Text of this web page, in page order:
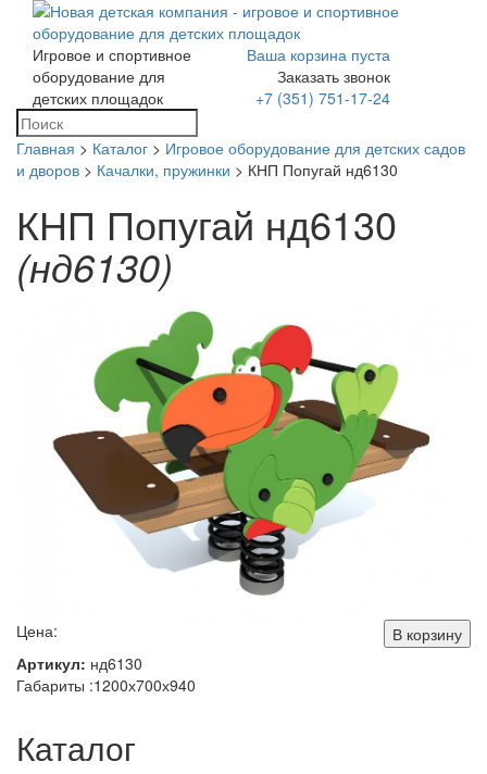
Игровое и спортивное
оборудование для
детских площадок
Ваша корзина пуста
Заказать звонок
+7 (351) 751-17-24
Главная > Каталог > Игровое оборудование для детских садов
и дворов > Качалки, пружинки > КНП Попугай нд6130
КНП Попугай нд6130
(нд6130)
Цена:
В корзину
Артикул: нд6130
Габариты :1200х700х940
Каталог